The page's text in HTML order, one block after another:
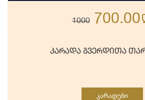
1000700.00
კარადა გვერდითა
კარადები